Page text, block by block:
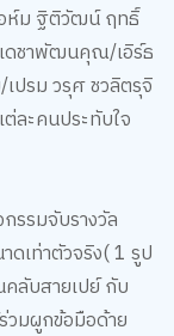
ห์ม ฐิติวัฒน์ ฤทธิ์
ดชาพัฒนคุณ/เอิร์ธ
รม วรุศ ชวลิตรุจิ
ละคนประทับใจ
รรมจับรางวัล
เท่าตัวจริง( 1 รูป
ลับสายเปย์ กับ
วมผูกข้อมือด้าย